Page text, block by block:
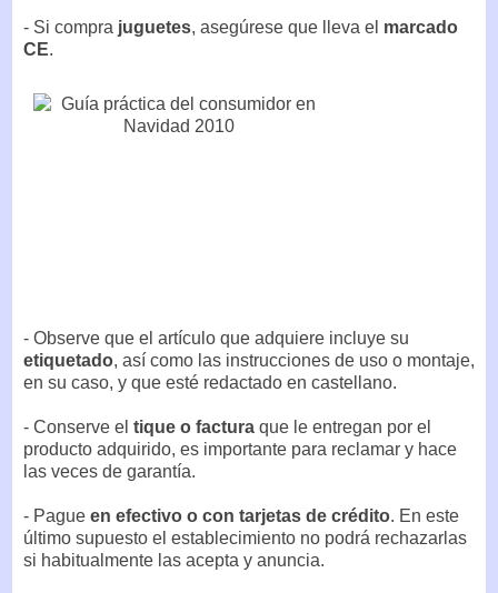
- Si compra juguetes, asegúrese que lleva el marcado
CE.
- Observe que el artículo que adquiere incluye su
etiquetado, así como las instrucciones de uso o montaje,
en su caso, y que esté redactado en castellano.
- Conserve el tique o factura que le entregan por el
producto adquirido, es importante para reclamar y hace
las veces de garantía.
- Pague en efectivo o con tarjetas de crédito. En este
último supuesto el establecimiento no podrá rechazarlas
si habitualmente las acepta y anuncia.